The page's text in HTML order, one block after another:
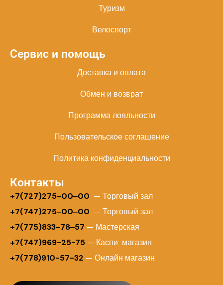
Туризм
Велоспорт
Сервис и помощь
Доставка и оплата
Обмен и возврат
Программа лояльности
Пользовательское соглашение
Политика конфиденциальности
Контакты
+7(727)275‒00‒00 — Торговый зал
+7(747)275‒00‒00 — Торговый зал
+7(775)833‒78‒57 — Мастерская
+7(747)969-25-75 — Каспи магазин
+7(778)910-57-32 — Онлайн магазин